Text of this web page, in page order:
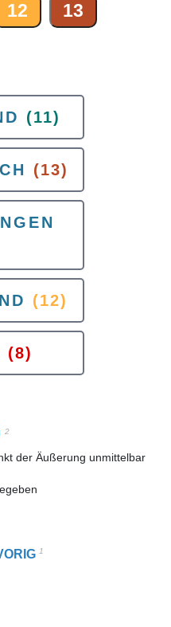
12 13
(11)
(13)
(12)
(8)
2
der Äußerung unmittelbar
1